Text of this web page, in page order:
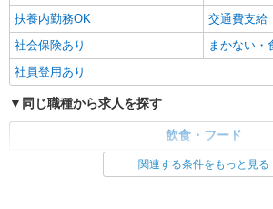
アルバイト
コンパスグループ・ジャパン株式会社
調理補助【アルバイト・パ
時給1,043円以上 試用期間中 時給1,043円以上
(試用期間2ヶ月) 残業が発生した場合、残業代を1
分単位で別途支給します。
下関幸陽園 （山口県下
扶養内勤務OK
交通費支給
社会保険あり
まかない・
社員登用あり
同じ職種から求人を探す
飲食・フード
調理・調理補助・調理師関連する条件をもっと見る